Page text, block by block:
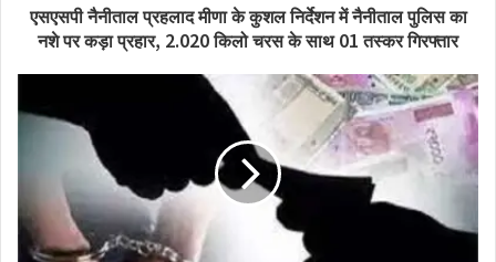
एसएसपी नैनीताल प्रहलाद मीणा के कुशल निर्देशन में नैनीताल पुलिस का
नशे पर कड़ा प्रहार, 2.020 किलो चरस के साथ 01 तस्कर गिरफ्तार